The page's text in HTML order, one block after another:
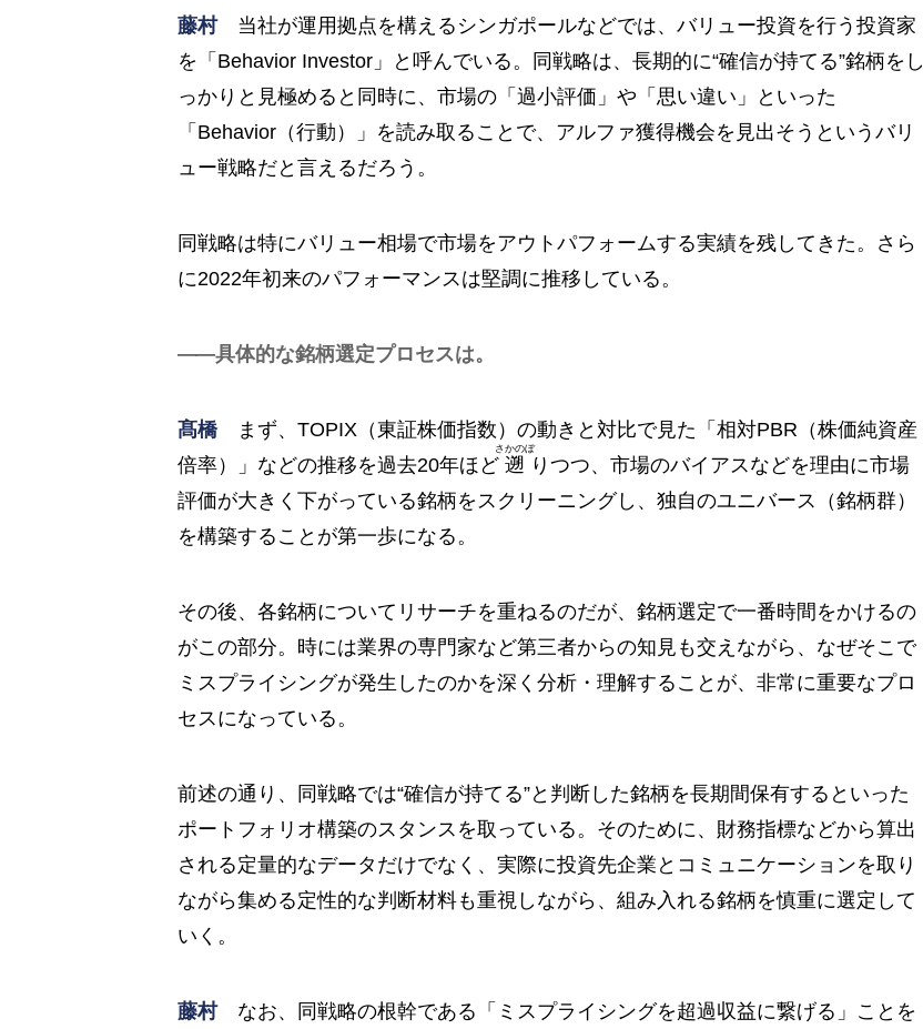
藤村当社が運用拠点を構えるシンガポールなどでは、バリュー投資を行う投資家
を「Behavior Investor」と呼んでいる。同戦略は、長期的に“確信が持てる”銘柄をし
っかりと見極めると同時に、市場の「過小評価」や「思い違い」といった
「Behavior（行動）」を読み取ることで、アルファ獲得機会を見出そうというバリ
ュー戦略だと言えるだろう。
同戦略は特にバリュー相場で市場をアウトパフォームする実績を残してきた。さら
に2022年初来のパフォーマンスは堅調に推移している。
具体的な銘柄選定プロセスは。
髙橋まず、TOPIX（東証株価指数）の動きと対比で見た「相対PBR（株価純資産
倍率）」などの推移を過去20年ほど 遡
さかのぼ
りつつ、市場のバイアスなどを理由に市場
評価が大きく下がっている銘柄をスクリーニングし、独自のユニバース（銘柄群）
を構築することが第一歩になる。
その後、各銘柄についてリサーチを重ねるのだが、銘柄選定で一番時間をかけるの
がこの部分。時には業界の専門家など第三者からの知見も交えながら、なぜそこで
ミスプライシングが発生したのかを深く分析・理解することが、非常に重要なプロ
セスになっている。
前述の通り、同戦略では“確信が持てる”と判断した銘柄を長期間保有するといった
ポートフォリオ構築のスタンスを取っている。そのために、財務指標などから算出
される定量的なデータだけでなく、実際に投資先企業とコミュニケーションを取り
ながら集める定性的な判断材料も重視しながら、組み入れる銘柄を慎重に選定して
いく。
藤村なお、同戦略の根幹である「ミスプライシングを超過収益に繋げる」ことを